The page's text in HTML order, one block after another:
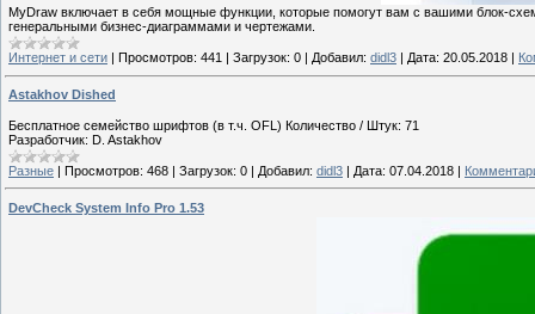
MyDraw включает в себя мощные функции, которые помогут вам с вашими блок-
генеральными бизнес-диаграммами и чертежами.
Интернет и сети Просмотров: 441 Загрузок: 0 Добавил: didl3 Дата: 20.05.2018
Astakhov Dished
Бесплатное семейство шрифтов (в т.ч. OFL) Количество / Штук: 71
Разработчик: D. Astakhov
Разные | Просмотров: 468 | Загрузок: 0 | Добавил: didl3 | Дата: 07.04.2018 |
DevCheck System Info Pro 1.53